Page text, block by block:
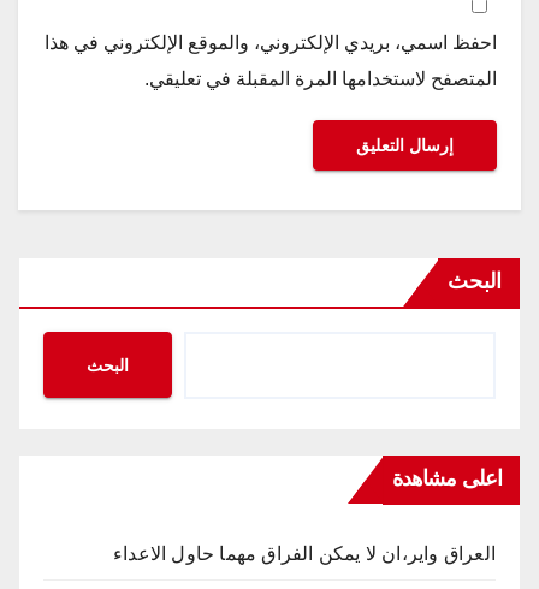
احفظ اسمي، بريدي الإلكتروني، والموقع الإلكتروني في هذا
المتصفح لاستخدامها المرة المقبلة في تعليقي.
البحث
البحث
اعلى مشاهدة
العراق واير،ان لا يمكن الفراق مهما حاول الاعداء